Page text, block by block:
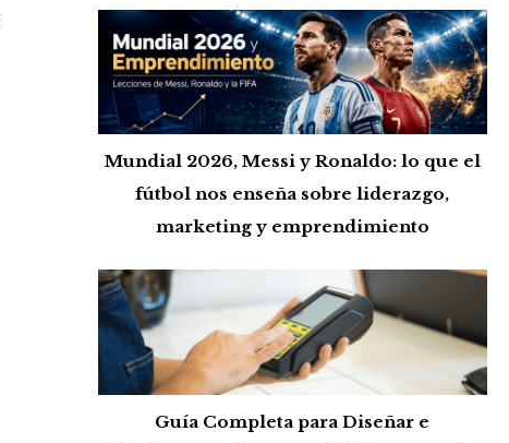
Mundial 2026, Messi y Ronaldo: lo que el
fútbol nos enseña sobre liderazgo,
marketing y emprendimiento
Guía Completa para Diseñar e